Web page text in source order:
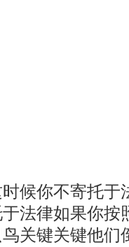
候你不寄托于
法律如果你按
关键关键他们